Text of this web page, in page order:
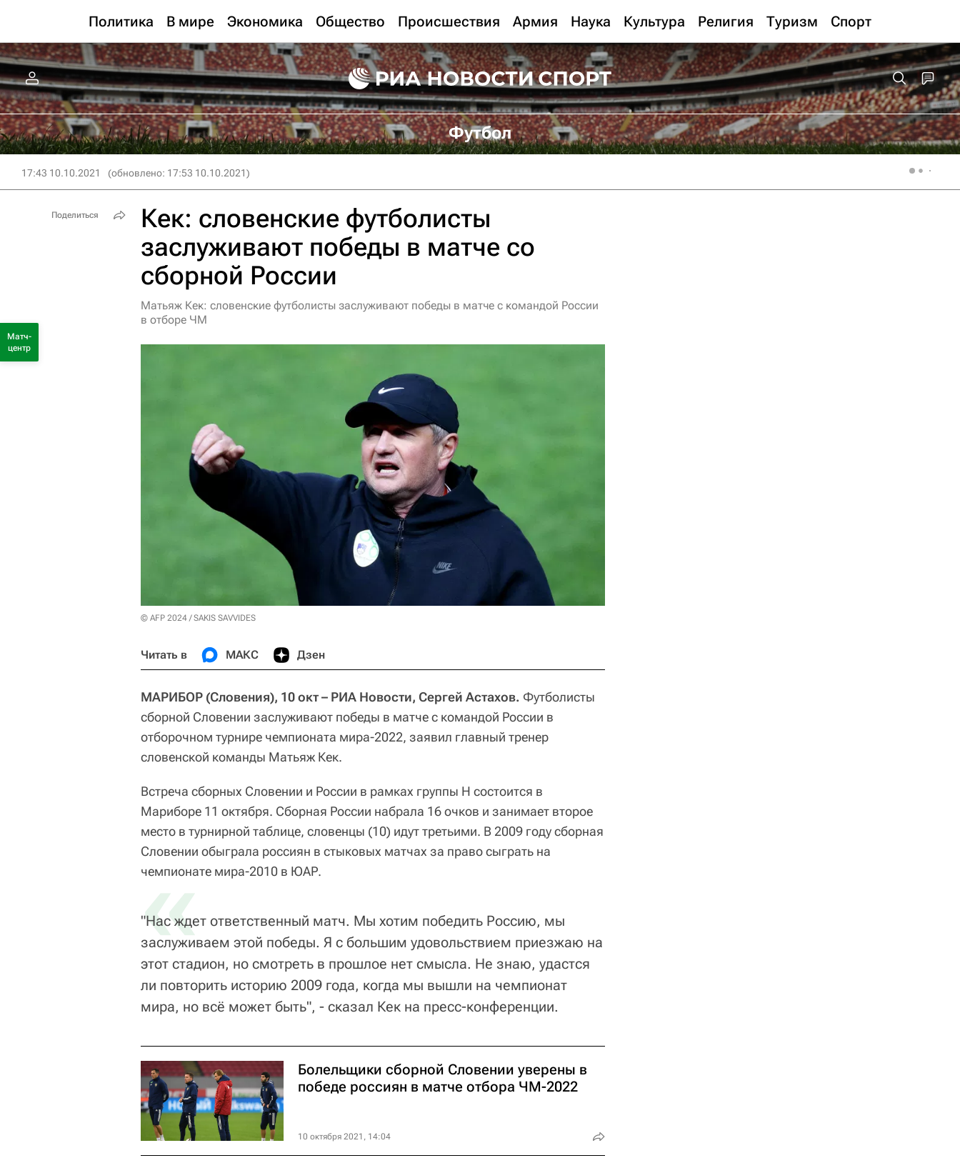
Политика В мире Экономика Общество Происшествия Армия Наука Культура Религия Туризм Спорт
Футбол
17:43 10.10.2021 (обновлено: 17:53 10.10.2021)
Кек: словенские футболисты
заслуживают победы в матче со
сборной России
Матьяж Кек: словенские футболисты заслуживают победы в матче с командой России
в отборе ЧМ
© AFP 2024 / SAKIS SAVVIDES
Читать в МАКС Дзен
МАРИБОР (Словения), 10 окт – РИА Новости, Сергей Астахов. Футболисты
сборной Словении заслуживают победы в матче с командой России в
отборочном турнире чемпионата мира-2022, заявил главный тренер
словенской команды Матьяж Кек.
Встреча сборных Словении и России в рамках группы Н состоится в
Мариборе 11 октября. Сборная России набрала 16 очков и занимает второе
место в турнирной таблице, словенцы (10) идут третьими. В 2009 году сборная
Словении обыграла россиян в стыковых матчах за право сыграть на
чемпионате мира-2010 в ЮАР.
«
"Нас ждет ответственный матч. Мы хотим победить Россию, мы
заслуживаем этой победы. Я с большим удовольствием приезжаю на
этот стадион, но смотреть в прошлое нет смысла. Не знаю, удастся
ли повторить историю 2009 года, когда мы вышли на чемпионат
мира, но всё может быть", - сказал Кек на пресс-конференции.
Болельщики сборной Словении уверены в
победе россиян в матче отбора ЧМ-2022
10 октября 2021, 14:04
Поделиться
Матч-
центр